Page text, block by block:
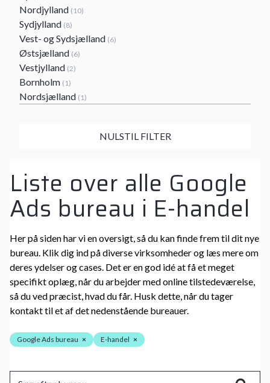
Nordjylland (10)
Sydjylland (8)
Vest- og Sydsjælland (6)
Østsjælland (6)
Vestjylland (2)
Bornholm (1)
Nordsjælland (1)
NULSTIL FILTER
Liste over alle Google
Ads bureau i E-handel
Her på siden har vi en oversigt, så du kan finde frem til dit nye
bureau. Klik dig ind på diverse virksomheder og læs mere om
deres ydelser og cases. Det er en god idé at få et meget
specifikt oplæg, når du arbejder med online tilstedeværelse,
så du ved præcist, hvad du får. Husk dette, når du tager
kontakt til et af det nedenstående bureauer.
Google Ads bureau × E-handel ×